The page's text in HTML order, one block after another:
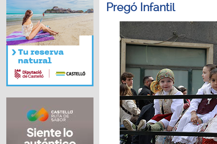
Pregó Infantil